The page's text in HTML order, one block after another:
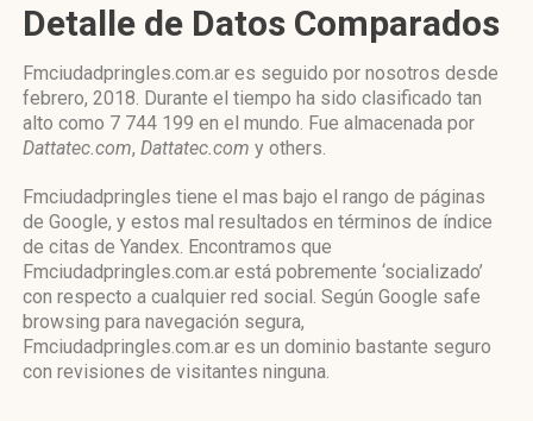
Detalle de Datos Comparados
Fmciudadpringles.com.ar es seguido por nosotros desde
febrero, 2018. Durante el tiempo ha sido clasificado tan
alto como 7 744 199 en el mundo. Fue almacenada por
Dattatec.com, Dattatec.com y others.
Fmciudadpringles tiene el mas bajo el rango de páginas
de Google, y estos mal resultados en términos de índice
de citas de Yandex. Encontramos que
Fmciudadpringles.com.ar está pobremente ‘socializado’
con respecto a cualquier red social. Según Google safe
browsing para navegación segura,
Fmciudadpringles.com.ar es un dominio bastante seguro
con revisiones de visitantes ninguna.